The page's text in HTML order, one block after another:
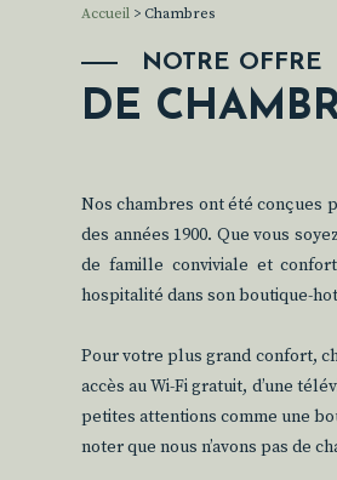
Accueil > Chambres
NOTRE OFFRE
DE
Nos chambres ont été conçues
des années 1900. Que vous
de famille conviviale et
hospitalité dans son boutique-
Pour votre plus grand confort,
accès au Wi-Fi gratuit, d’une
petites attentions comme une
noter que nous n’avons pas de